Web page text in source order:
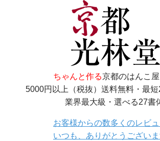
ちゃんと作る京都のはんこ
5000円以上（税抜）送料無料・最
業界最大級・選べる27書
お客様からの数多くのレビュ
いつも、ありがとうございま